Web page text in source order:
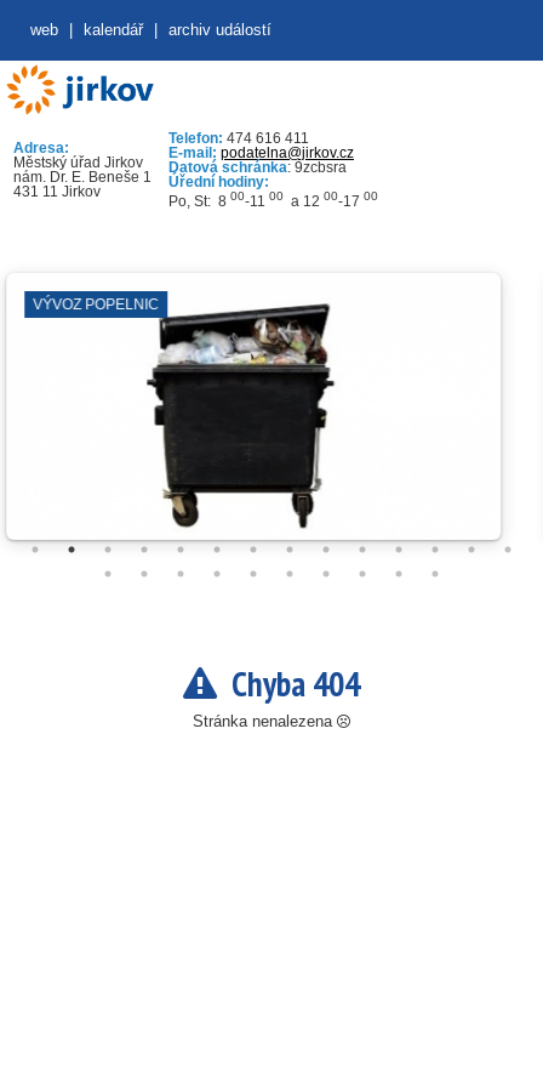
web kalendář archiv událostí
Adresa:
Městský úřad Jirkov
nám. Dr. E. Beneše 1
431 11 Jirkov
Telefon: 474 616 411
E-mail: podatelna@jirkov.cz
Datová schránka: 9zcbsra
Úřední hodiny:
Po, St: 8 00-11 00 a 12 00-17 00
POPELNIC
Chyba 404
Stránka nenalezena